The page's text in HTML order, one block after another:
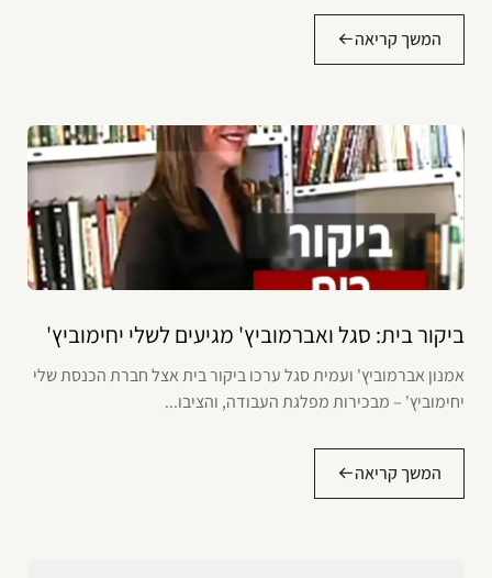
המשך קריאה
ביקור בית: סגל ואברמוביץ' מגיעים לשלי יחימוביץ'
אמנון אברמוביץ' ועמית סגל ערכו ביקור בית אצל חברת הכנסת שלי
יחימוביץ' – מבכירות מפלגת העבודה, והציבו...
המשך קריאה